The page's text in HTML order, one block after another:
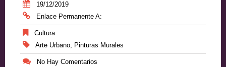
19/12/2019
Enlace Permanente A:
Cultura
Arte Urbano, Pinturas Murales
No Hay Comentarios